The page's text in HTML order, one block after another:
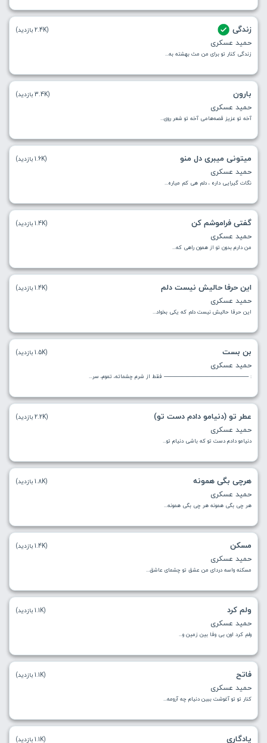
زندگی
حمید عسکری
زندگی کنار تو برای من مث بهشته به...
(2.4K بازدید)
بارون
حمید عسکری
آخه تو عزیز قصه‌هامی آخه تو شعر روی...
(3.4K بازدید)
میتونی میبری دل منو
حمید عسکری
نگات گیرایی داره ، دلم هی کم میاره...
(1.6K بازدید)
گفتی فراموشم کن
حمید عسکری
من دارم بدون تو از همون راهی که...
(1.4K بازدید)
این حرفا حالیش نیست دلم
حمید عسکری
این حرفا حالیش نیست دلم که یکی بخواد...
(1.4K بازدید)
بن بست
حمید عسکری
: ----------------------------------------------------------------------- فقط از شرم چشماته، تموم، سر...
(1.5K بازدید)
عطر تو (دنیامو دادم دست تو)
حمید عسکری
دنیامو دادم دست تو که باشی دنیام تو...
(2.2K بازدید)
هرچی بگی همونه
حمید عسکری
هر چی بگی همونه هر چی بگی همونه...
(1.8K بازدید)
مسکن
حمید عسکری
مسکنه واسه دردای من عشق تو چشمای عاشق...
(1.4K بازدید)
ولم کرد
حمید عسکری
ولم کرد اون بی وفا بین زمین و...
(1.1K بازدید)
فاتح
حمید عسکری
کنار تو تو آغوشت ببین دنیام چه آرومه...
(1.1K بازدید)
یادگاری (1.1K بازدید)